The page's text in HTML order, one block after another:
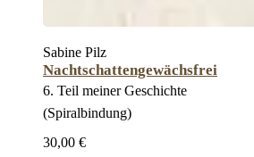
Sabine Pilz
Nachtschattengewächsfrei
6. Teil meiner Geschichte
(Spiralbindung)
30,00 €